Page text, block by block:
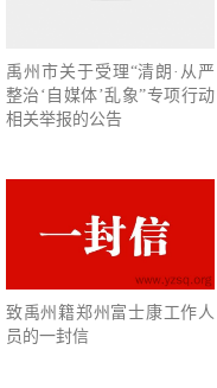
禹州市关于受理“清朗·从严
整治‘自媒体’乱象”专项行动
相关举报的公告
致禹州籍郑州富士康工作人
员的一封信